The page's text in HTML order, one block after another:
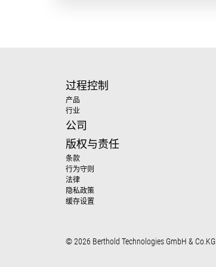
过程控制
产品
行业
公司
版权与责任
条款
行为守则
法律
隐私政策
缓存设置
© 2026 Berthold Technologies GmbH & Co.KG